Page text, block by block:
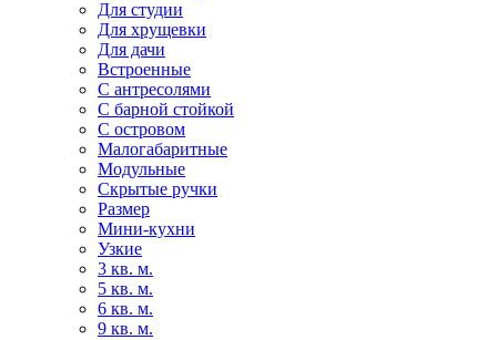
Для студии
Для хрущевки
Для дачи
Встроенные
С антресолями
С барной стойкой
С островом
Малогабаритные
Модульные
Скрытые ручки
Размер
Мини-кухни
Узкие
3 кв. м.
5 кв. м.
6 кв. м.
9 кв. м.